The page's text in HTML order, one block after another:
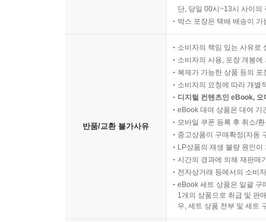
단, 당일 00시~13시 사이의
박스 포장은 택배 배송이
반품/교환 불가사유
소비자의 책임 있는 사유로
소비자의 사용, 포장 개봉
복제가 가능한 상품 등의
소비자의 요청에 따라 개별
디지털 컨텐츠인 eBook,
eBook 대여 상품은 대여 기
모바일 쿠폰 등록 후 취소/
중고상품이 구매확정(자동
LP상품의 재생 불량 원인
시간의 경과에 의해 재판매
전자상거래 등에서의 소비
eBook 세트 상품은 일괄 구
1개의 상품으로 취급 및 판
우, 세트 상품 전부 및 세트